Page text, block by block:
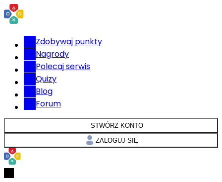
Zdobywaj punkty
Nagrody
Polecaj serwis
Quizy
Blog
Forum
STWÓRZ KONTO
ZALOGUJ SIĘ